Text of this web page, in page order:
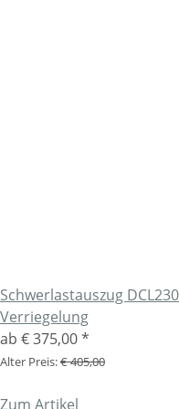
Schwerlastauszug
Verriegelung
ab € 375,00*
Alter Preis:€ 405,00
Zum Artikel